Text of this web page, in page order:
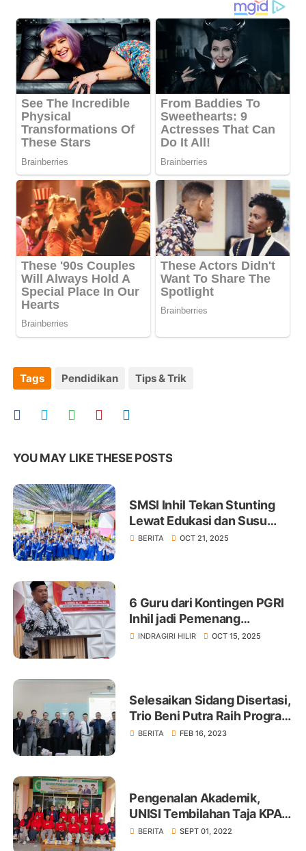
Tags Pendidikan Tips & Trik
YOU MAY LIKE THESE POSTS
SMSI Inhil Tekan Stunting
Lewat Edukasi dan Susu
Ginas
BERITA OCT 21, 2025
6 Guru dari Kontingen PGRI
Inhil jadi Pemenang
Porsenijar se-Riau 2025
INDRAGIRI HILIR OCT 15, 2025
Selesaikan Sidang Disertasi,
Trio Beni Putra Raih Program
Doktor Bidang Ilmu
BERITA FEB 16, 2023
Pengenalan Akademik,
UNISI Tembilahan Taja KPA
Offline Bagi Mahasiswa Baru
BERITA SEPT 01, 2022